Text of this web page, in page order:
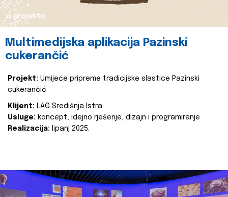
o projektu
Multimedijska aplikacija Pazinski
cukerančić
Projekt: Umijeće pripreme tradicijske slastice Pazinski
cukerančić
Klijent: LAG Središnja Istra
Usluge: koncept, idejno rješenje, dizajn i programiranje
Realizacija: lipanj 2025.